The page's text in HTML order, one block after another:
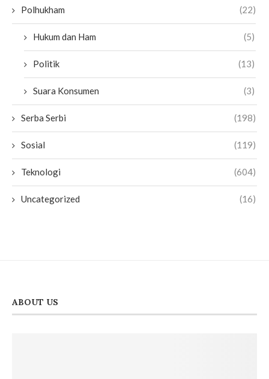
Polhukham (22)
Hukum dan Ham (5)
Politik (13)
Suara Konsumen (3)
Serba Serbi (198)
Sosial (119)
Teknologi (604)
Uncategorized (16)
ABOUT US